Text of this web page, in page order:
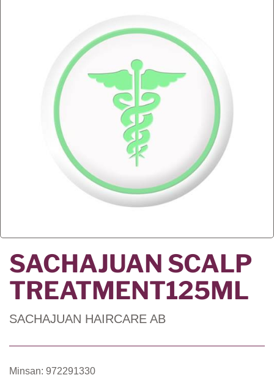
SACHAJUAN SCALP
TREATMENT125ML
SACHAJUAN HAIRCARE AB
Minsan: 972291330